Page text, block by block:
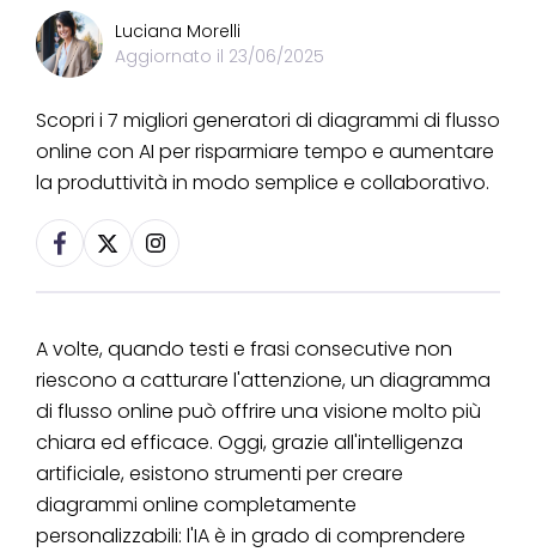
Luciana Morelli
Aggiornato il 23/06/2025
Scopri i 7 migliori generatori di diagrammi di flusso
online con AI per risparmiare tempo e aumentare
la produttività in modo semplice e collaborativo.
A volte, quando testi e frasi consecutive non
riescono a catturare l'attenzione, un diagramma
di flusso online può offrire una visione molto più
chiara ed efficace. Oggi, grazie all'intelligenza
artificiale, esistono strumenti per creare
diagrammi online completamente
personalizzabili: l'IA è in grado di comprendere